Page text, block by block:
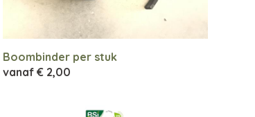
Boombinder per stuk
vanaf € 2,00